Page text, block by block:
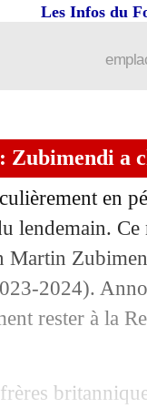
Les Infos du
Zubimendi a
en
lendemain.
Martin
2024).
rester à la
remplacer Rulli
avec
pour Varane
arrive
le CNOSF
(off.)
envisagé,